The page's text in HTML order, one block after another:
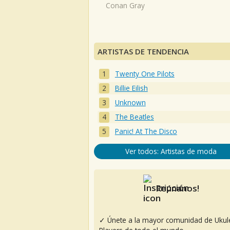
Conan Gray
ARTISTAS DE TENDENCIA
Twenty One Pilots
Billie Eilish
Unknown
The Beatles
Panic! At The Disco
Ver todos: Artistas de moda
Reúnanos!
✓ Únete a la mayor comunidad de